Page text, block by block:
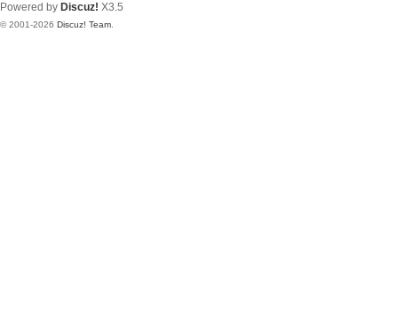
Powered by Discuz! X3.5
© 2001-2026 Discuz! Team